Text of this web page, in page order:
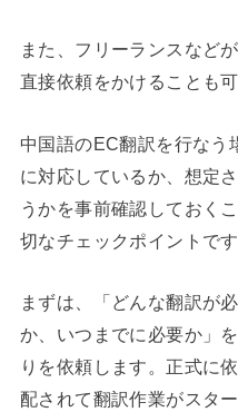
また、フリーランスなど
直接依頼をかけることも可
中国語のEC翻訳を行なう
に対応しているか、想定
うかを事前確認しておく
切なチェックポイントです
まずは、「どんな翻訳が
か、いつまでに必要か」
りを依頼します。正式に
配されて翻訳作業がスター